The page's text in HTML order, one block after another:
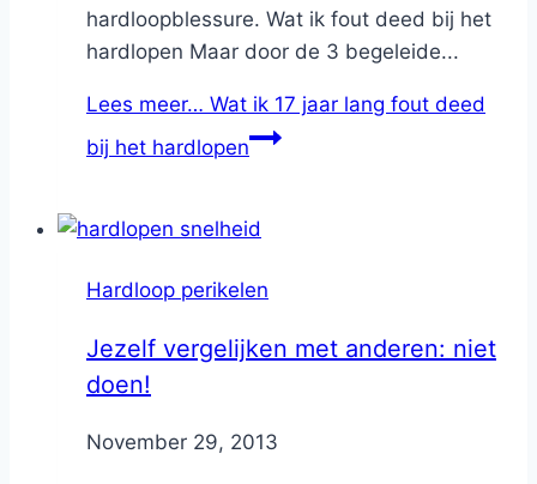
hardloopblessure. Wat ik fout deed bij het
hardlopen Maar door de 3 begeleide...
Lees meer… Wat ik 17 jaar lang fout deed
bij het hardlopen
Hardloop perikelen
Jezelf vergelijken met anderen: niet
doen!
ByNicole
November 29, 2013